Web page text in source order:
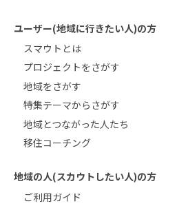
ユーザー(地域に行きたい人)の方
スマウトとは
プロジェクトをさがす
地域をさがす
特集テーマからさがす
地域とつながった人たち
移住コーチング
地域の人(スカウトしたい人)の方
ご利用ガイド